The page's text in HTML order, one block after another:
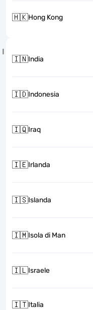
🇭🇰Hong Kong
I
🇮🇳India
🇮🇩Indonesia
🇮🇶Iraq
🇮🇪Irlanda
🇮🇸Islanda
🇮🇲Isola di Man
🇮🇱Israele
🇮🇹Italia